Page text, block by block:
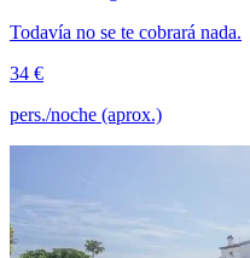
Todavía no se te cobrará nada.
34 €
pers./noche (aprox.)